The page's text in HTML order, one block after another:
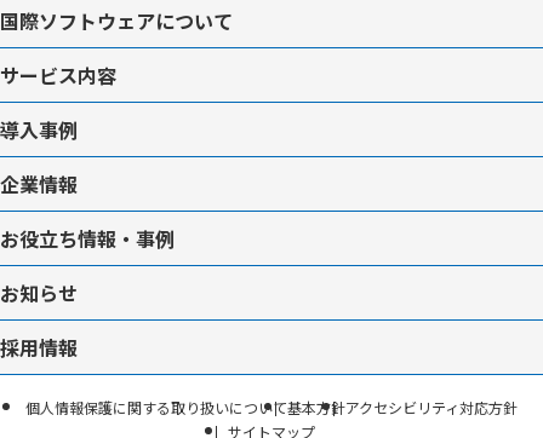
国際ソフトウェアについて
サービス内容
導入事例
企業情報
お役立ち情報・事例
お知らせ
採用情報
個人情報保護に関する取り扱いについて基本方針アクセシビリティ対応方針
サイトマップ